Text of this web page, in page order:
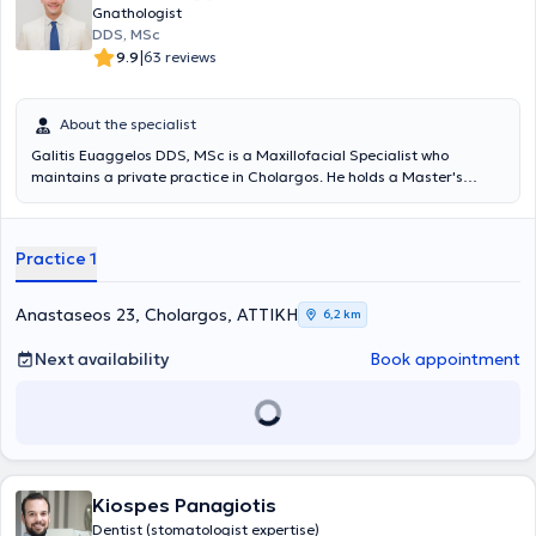
Gnathologist
DDS, MSc
9.9|63 reviews
About the specialist
Galitis Euaggelos DDS, MSc is a Maxillofacial Specialist who
maintains a private practice in Cholargos. He holds a Master's
Dental School of the National and Kapodistrian University of Athens,
specializes in the diagnosis and treatment of cranio-mandibular
disorders, which may require the fabrication of specialized intraoral
devices (splints) for their proper management. The intraoral splints,
which must meet specific specifications to be effective, can be
applied in cases of teeth clenching or grinding, muscular or joint
pain, joint sounds, tension-type headaches, and other related issues.
abroad, with numerous presentations and as an invited speaker at
of Orofacial Pain, and the Hellenic Society of Head and Neck.
Practice 1
Anastaseos 23, Cholargos, ΑΤΤΙΚΗ 6,2 km
Next availability Book appointment
Kiospes Panagiotis
Dentist (stomatologist expertise)